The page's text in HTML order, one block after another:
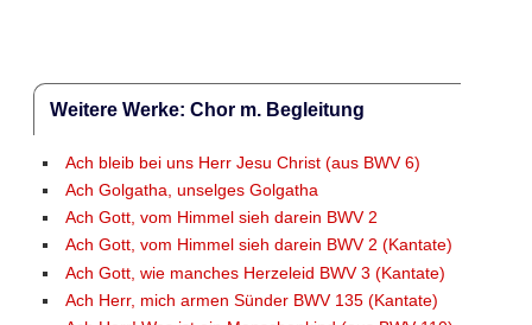
Weitere Werke: Chor m. Begleitung
Ach bleib bei uns Herr Jesu Christ (aus BWV 6)
Ach Golgatha, unselges Golgatha
Ach Gott, vom Himmel sieh darein BWV 2
Ach Gott, vom Himmel sieh darein BWV 2 (Kantate)
Ach Gott, wie manches Herzeleid BWV 3 (Kantate)
Ach Herr, mich armen Sünder BWV 135 (Kantate)